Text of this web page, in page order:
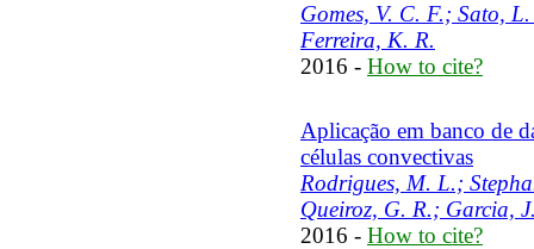
Gomes, V. C. F.; Sato,
Ferreira, K. R.
2016 - How to cite?
Aplicação em banco de
células convectivas
Rodrigues, M. L.;
Queiroz, G. R.; Garcia,
2016 - How to cite?